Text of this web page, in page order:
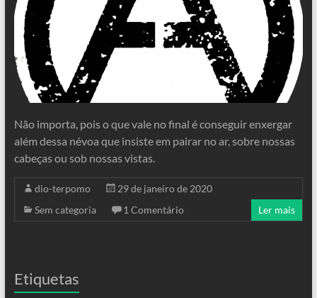
Não importa, pois o que vale no final é conseguir enxergar
além dessa névoa que insiste em pairar no ar, sobre nossas
cabeças ou sob nossas vistas.
dio-terpomo
29 de janeiro de 2020
Sem categoria
1 Comentário Ler mais
Etiquetas